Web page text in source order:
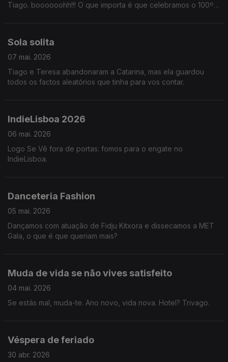
Tiago. boooooohh!!! O que importa é que celebramos o 100º
Sola solita
07 mai. 2026
Tiago e Teresa abandonaram a Catarina, mas ela guardou
todos os factos aleatórios que tinha para vos contar.
IndieLisboa 2026
06 mai. 2026
Logo Se Vê fora de portas: fomos para o engate no
IndieLisboa.
Danceteria Fashion
05 mai. 2026
Dançamos com atuação de Fidju Kitxora e dissecamos a MET
Gala, o que é que queriam mais?
Muda de vida se não vives satisfeito
04 mai. 2026
Se estás mal, muda-te. Ano novo, vida nova. Hotel? Trivago.
Véspera de feriado
30 abr. 2026